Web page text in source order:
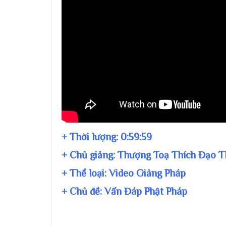
+ Thời lượng: 0:59:59
+ Chủ giảng: Thượng Toạ Thích Đạo
+ Thể loại: Video Giảng Pháp
+ Chủ đề:Vấn Đáp Phật Pháp